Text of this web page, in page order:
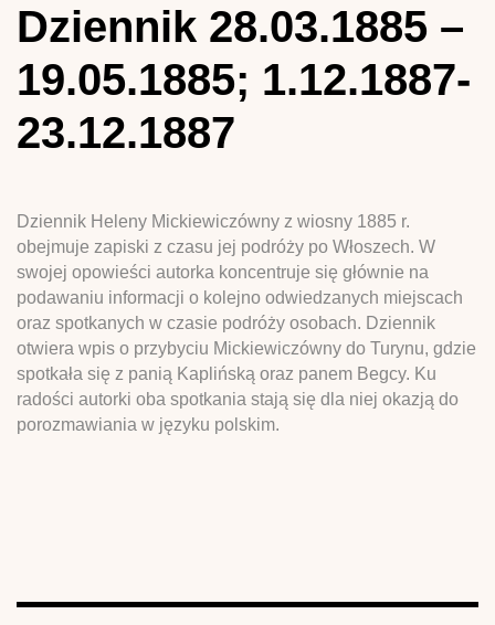
Dziennik 28.03.1885 –
19.05.1885; 1.12.1887-
23.12.1887
Dziennik Heleny Mickiewiczówny z wiosny 1885 r.
obejmuje zapiski z czasu jej podróży po Włoszech. W
swojej opowieści autorka koncentruje się głównie na
podawaniu informacji o kolejno odwiedzanych miejscach
oraz spotkanych w czasie podróży osobach. Dziennik
otwiera wpis o przybyciu Mickiewiczówny do Turynu, gdzie
spotkała się z panią Kaplińską oraz panem Begcy. Ku
radości autorki oba spotkania stają się dla niej okazją do
porozmawiania w języku polskim.